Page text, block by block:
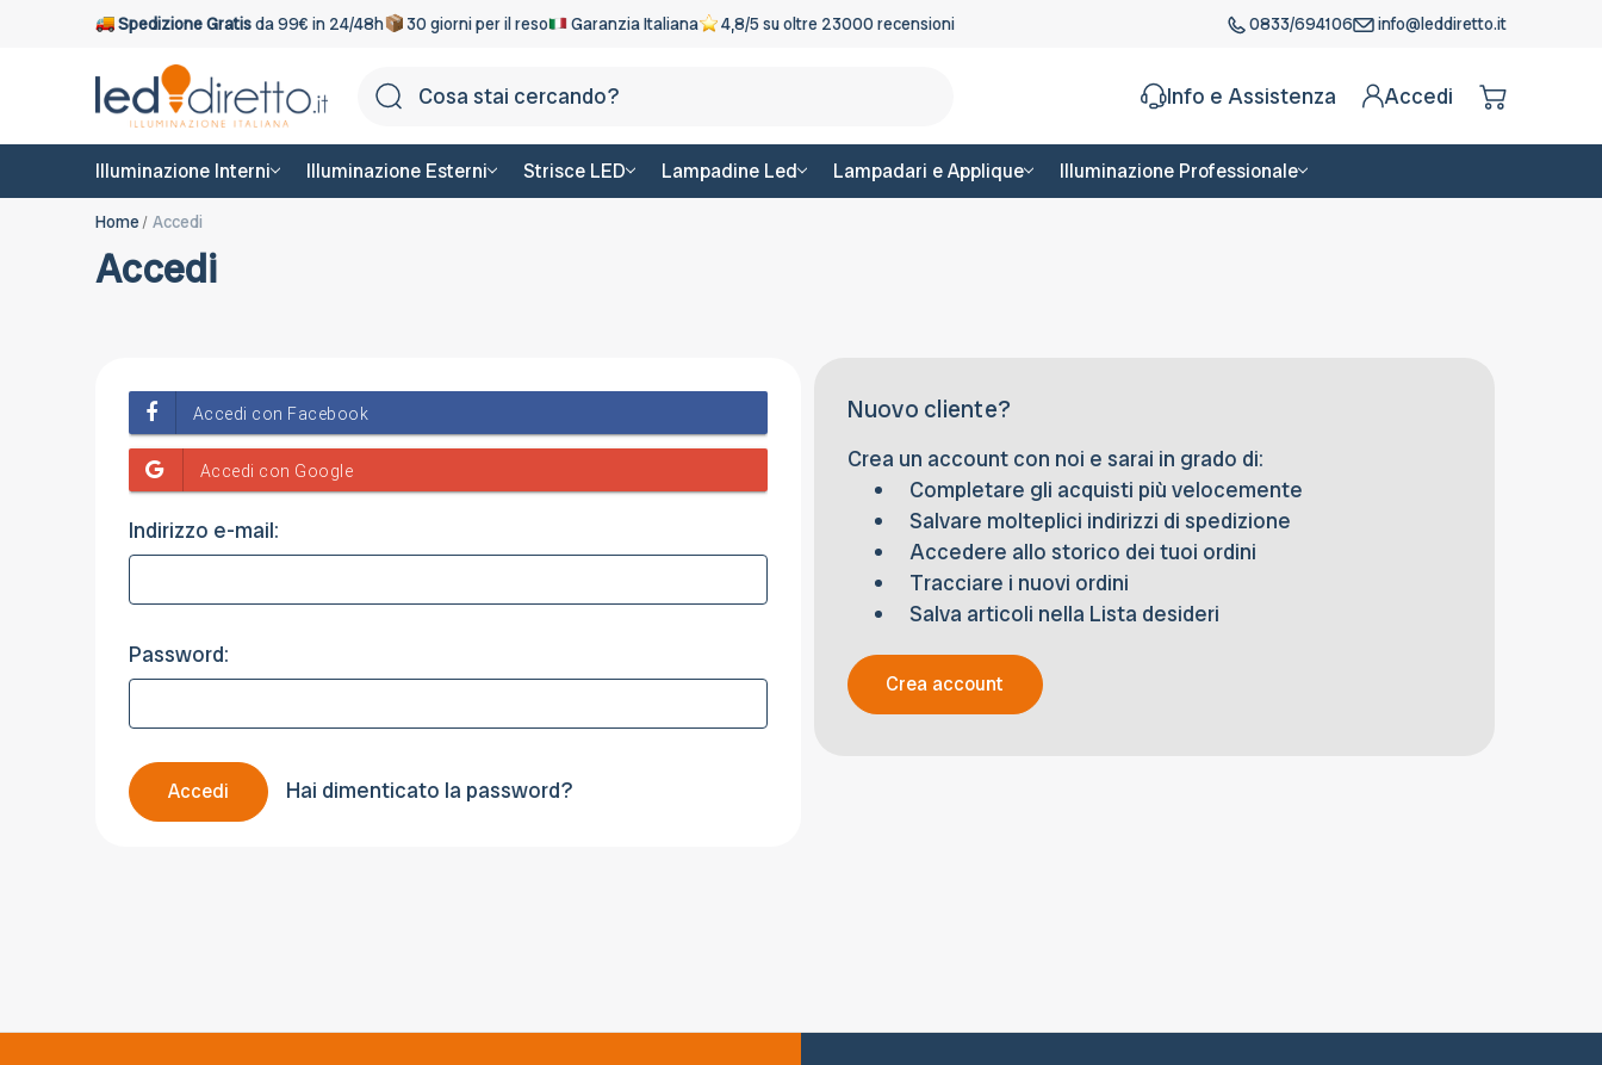
Spedizione Gratisda 99€ in 24/48h 30 giorni per il reso Garanzia Italiana 4,8/5 su oltre 23000 recensioni 0833/694106 info@leddiretto.it
Info e Assistenza Accedi
Illuminazione Interni Illuminazione Esterni Strisce LED Lampadine Led Lampadari e Applique Illuminazione Professionale
Home Accedi
Accedi
Indirizzo e-mail:
Password:
Hai dimenticato la password?
Nuovo cliente?
Crea un account con noi e sarai in grado di:
Completare gli acquisti più velocemente
Salvare molteplici indirizzi di spedizione
Accedere allo storico dei tuoi ordini
Tracciare i nuovi ordini
Salva articoli nella Lista desideri
Crea account